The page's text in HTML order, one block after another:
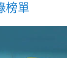
榜單